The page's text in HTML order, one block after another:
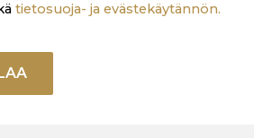
tietosuoja- ja evästekäytännön.